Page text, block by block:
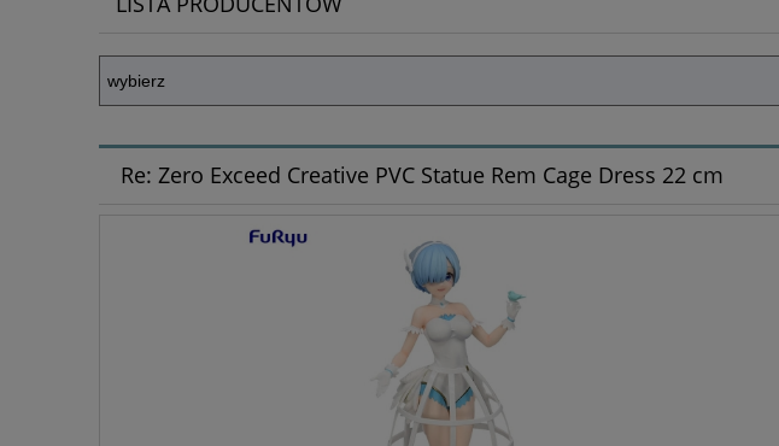
Re: Zero Exceed Creative PVC Statue Rem Cage Dress 22 cm